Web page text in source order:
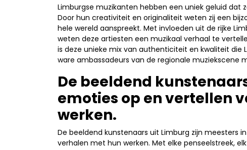
Limburgse muzikanten hebben een uniek geluid dat
Door hun creativiteit en originaliteit weten zij een
hele wereld aanspreekt. Met invloeden uit de rijke
weten deze artiesten een muzikaal verhaal te
is deze unieke mix van authenticiteit en kwaliteit
ware ambassadeurs van de regionale muziekscene
De beeldend
emoties op en vertellen
werken.
De beeldend kunstenaars uit Limburg zijn meesters
verhalen met hun werken. Met elke penseelstreek,